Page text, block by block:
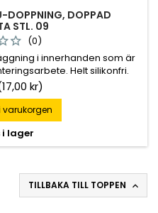
DOPPNING, DOPPAD
STL. 09
(0)
i innerhanden som är
Helt silikonfri.
kr)
varukorgen
i lager
TILLBAKA TILL TOPPEN 